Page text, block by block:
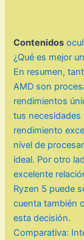
Contenidos
¿Qué es mejor
En resumen,
AMD son
rendimientos
tus necesidades
rendimiento
nivel de
ideal. Por otro
excelente
Ryzen 5 puede
cuenta también
esta decisión.
Comparativa: